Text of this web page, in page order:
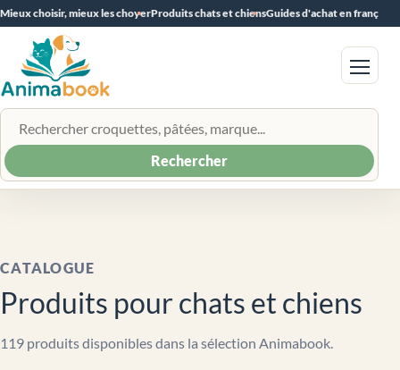
Mieux choisir, mieux les choyerProduits chats et chiensGuides d'achat en français
Rechercher un produit
Rechercher
Menu
CATALOGUE
Produits pour chats et chiens
119 produits disponibles dans la sélection Animabook.